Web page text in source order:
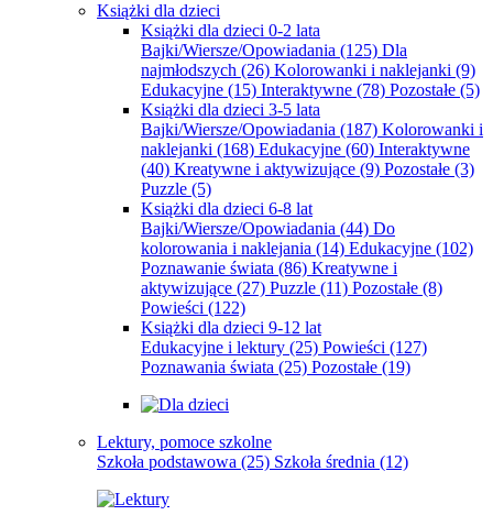
Książki dla dzieci
Książki dla dzieci 0-2 lata
Bajki/Wiersze/Opowiadania (125) Dla
najmłodszych (26) Kolorowanki i naklejanki (9)
Edukacyjne (15) Interaktywne (78) Pozostałe (5)
Książki dla dzieci 3-5 lata
Bajki/Wiersze/Opowiadania (187) Kolorowanki i
naklejanki (168) Edukacyjne (60) Interaktywne
(40) Kreatywne i aktywizujące (9) Pozostałe (3)
Puzzle (5)
Książki dla dzieci 6-8 lat
Bajki/Wiersze/Opowiadania (44) Do
kolorowania i naklejania (14) Edukacyjne (102)
Poznawanie świata (86) Kreatywne i
aktywizujące (27) Puzzle (11) Pozostałe (8)
Powieści (122)
Książki dla dzieci 9-12 lat
Edukacyjne i lektury (25) Powieści (127)
Poznawania świata (25) Pozostałe (19)
Lektury, pomoce szkolne
Szkoła podstawowa (25) Szkoła średnia (12)